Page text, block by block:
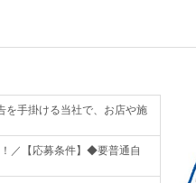
を手掛ける当社で、お店や施
／【応募条件】◆要普通自